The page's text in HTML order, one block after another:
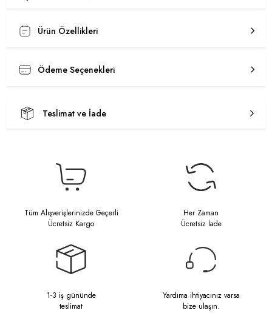
Ürün Özellikleri
Ödeme Seçenekleri
Teslimat ve İade
Tüm Alışverişlerinizde Geçerli
Ücretsiz Kargo
Her Zaman
Ücretsiz İade
1-3 iş gününde
teslimat
Yardıma ihtiyacınız varsa
bize ulaşın.